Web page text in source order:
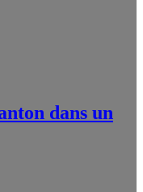
dans un